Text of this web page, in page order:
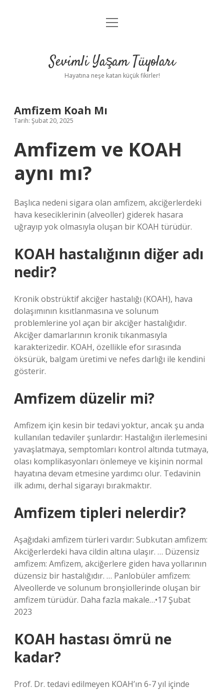
Anasayfa
Yasal Uyarı
menüyü
Sevimli Yaşam Tüyoları
Hayatına neşe katan küçük fikirler!
Amfizem Koah Mı
Tarih: Şubat 20, 2025
Amfizem ve KOAH
aynı mı?
Başlıca nedeni sigara olan amfizem, akciğerlerdeki
hava keseciklerinin (alveoller) giderek hasara
uğrayıp yok olmasıyla oluşan bir KOAH türüdür.
KOAH hastalığının diğer adı
nedir?
Kronik obstrüktif akciğer hastalığı (KOAH), hava
dolaşımının kısıtlanmasına ve solunum
problemlerine yol açan bir akciğer hastalığıdır.
Akciğer damarlarının kronik tıkanmasıyla
karakterizedir. KOAH, özellikle efor sırasında
öksürük, balgam üretimi ve nefes darlığı ile kendini
gösterir.
Amfizem düzelir mi?
Amfizem için kesin bir tedavi yoktur, ancak şu anda
kullanılan tedaviler şunlardır: Hastalığın ilerlemesini
yavaşlatmaya, semptomları kontrol altında tutmaya,
olası komplikasyonları önlemeye ve kişinin normal
hayatına devam etmesine yardımcı olur. Tedavinin
ilk adımı, derhal sigarayı bırakmaktır.
Amfizem tipleri nelerdir?
Aşağıdaki amfizem türleri vardır: Subkutan amfizem:
Akciğerlerdeki hava cildin altına ulaşır. … Düzensiz
amfizem: Amfizem, akciğerlere giden hava yollarının
düzensiz bir hastalığıdır. … Panlobüler amfizem:
Alveollerde ve solunum bronşiollerinde oluşan bir
amfizem türüdür. Daha fazla makale…•17 Şubat
2023
KOAH hastası ömrü ne
kadar?
Prof. Dr. tedavi edilmeyen KOAH’ın 6-7 yıl içinde